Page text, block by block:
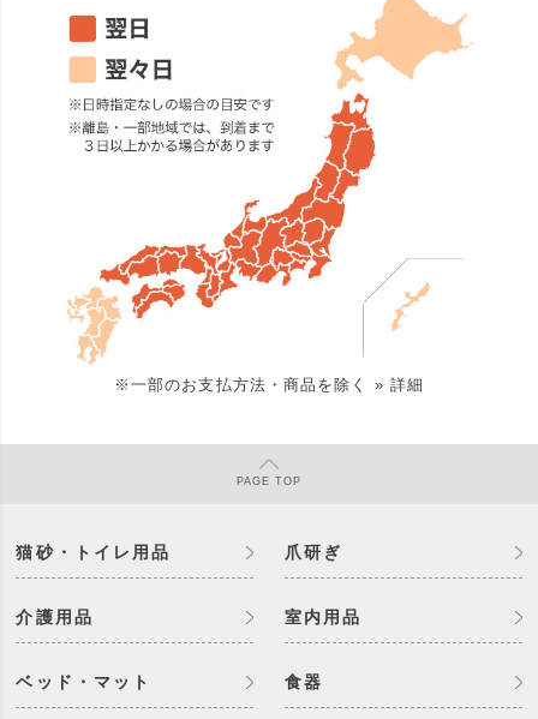
※一部のお支払方法・商品を除く » 詳細
PAGETOP
猫砂・トイレ用品 爪研ぎ
介護用品 室内用品
ベッド・マット 食器